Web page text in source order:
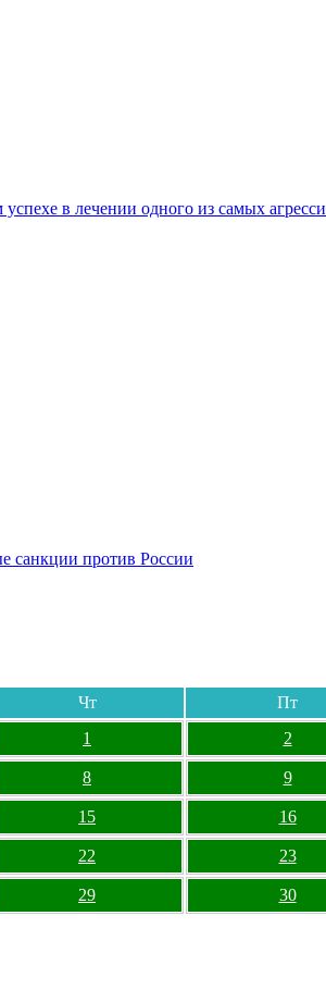
в лечении одного из самых
санкции против России
Чт Пт
1
2
8 9
15 16
22 23
29 30